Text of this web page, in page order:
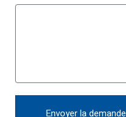
Envoyer la demande